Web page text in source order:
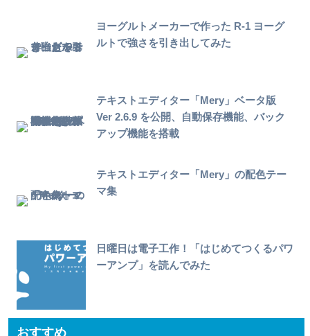
ヨーグルトメーカーで作った R-1 ヨーグ
ルトで強さを引き出してみた
テキストエディター「Mery」ベータ版
Ver 2.6.9 を公開、自動保存機能、バック
アップ機能を搭載
テキストエディター「Mery」の配色テー
マ集
日曜日は電子工作！「はじめてつくるパワ
ーアンプ」を読んでみた
おすすめ